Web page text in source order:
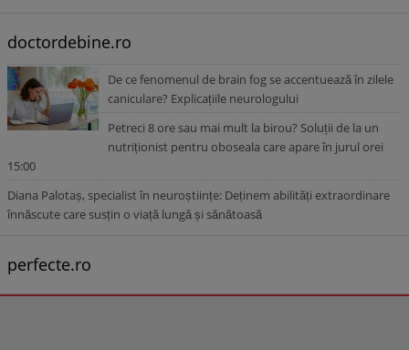
doctordebine.ro
De ce fenomenul de brain fog se accentuează în zilele
caniculare? Explicațiile neurologului
Petreci 8 ore sau mai mult la birou? Soluții de la un
nutriționist pentru oboseala care apare în jurul orei
15:00
Diana Palotaș, specialist în neuroștiințe: Deținem abilități extraordinare
înnăscute care susțin o viață lungă și sănătoasă
perfecte.ro